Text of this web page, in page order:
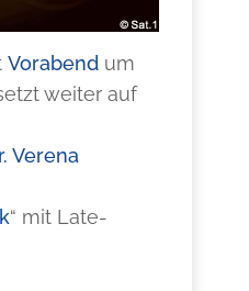
Vorabendum
weiter auf
Verena
“ mit Late-